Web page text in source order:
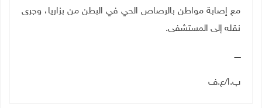
مع إصابة مواطن بالرصاص الحي في البطن من بزاريا، وجرى
نقله إلى المستشفى.
ـــــ
ب.ا/ع.ف